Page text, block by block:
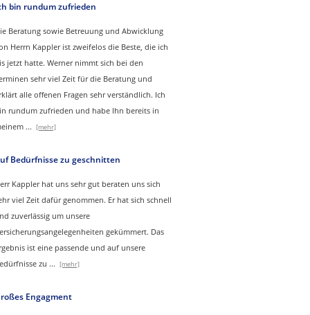
bin rundum zufrieden
Beratung sowie Betreuung und Abwicklung
Herrn Kappler ist zweifelos die Beste, die ich
jetzt hatte. Werner nimmt sich bei den
sehr viel Zeit für die Beratung und
alle offenen Fragen sehr verständlich. Ich
rundum zufrieden und habe Ihn bereits in
... [mehr]
Bedürfnisse zu geschnitten
Kappler hat uns sehr gut beraten uns sich
viel Zeit dafür genommen. Er hat sich schnell
zuverlässig um unsere
gekümmert. Das
ist eine passende und auf unsere
zu ... [mehr]
Engagment